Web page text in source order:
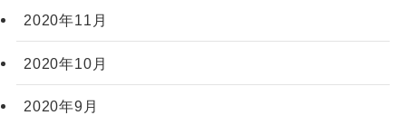
2020年11月
2020年10月
2020年9月